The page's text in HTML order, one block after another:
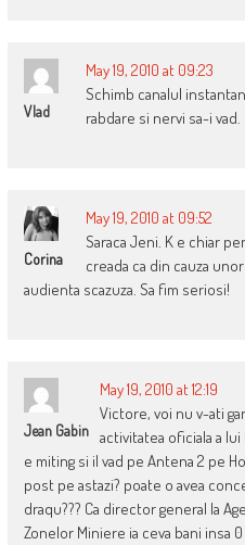
Vlad
May 19, 2010 at 09:23
Schimb canalul
rabdare si nervi sa-i vad.
Corina
May 19, 2010 at 09:52
Saraca Jeni. K e chiar
creada ca din cauza
audienta scazuza. Sa fim seriosi!
Jean Gabin
May 19, 2010 at 12:19
Victore, voi nu v-ati
activitatea oficiala a lui
e miting si il vad pe Antena 2 pe
post pe astazi? poate o avea
draqu??? Ca director general la
Zonelor Miniere ia ceva bani insa